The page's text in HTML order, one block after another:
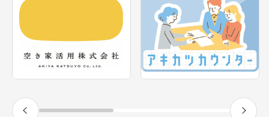
関東
神奈川県
甲信越・北陸
東海
テーマから探す
エリアから探す